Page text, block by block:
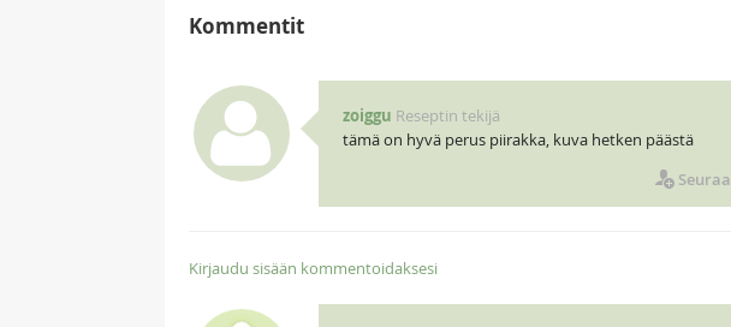
Kommentit
zoiggu Reseptin tekijä
tämä on hyvä perus piirakka, kuva hetken päästä
Seuraa
Kirjaudu sisään kommentoidaksesi